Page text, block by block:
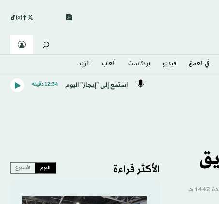
في العمق فيديو بودكاست ألعاب المزيد
استمع إلى "إيجاز" اليوم 12:34 دقيقه
الأكثر قراءة اليوم الأسبوع